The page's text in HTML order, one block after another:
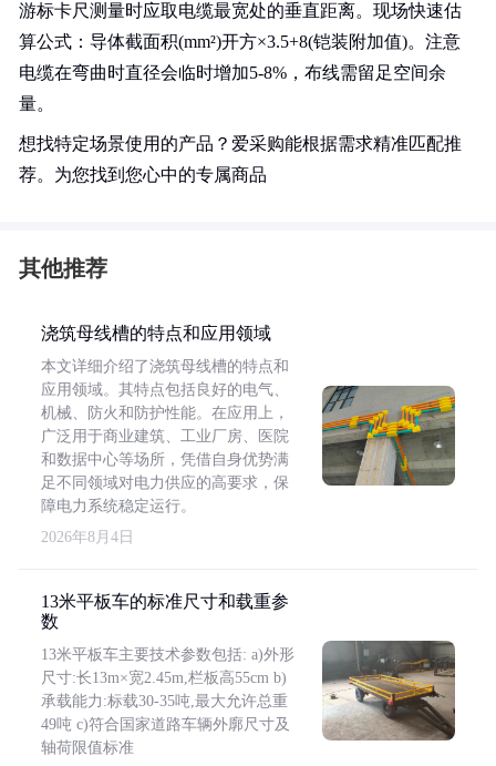
游标卡尺测量时应取电缆最宽处的垂直距离。现场快速估
算公式：导体截面积(mm²)开方×3.5+8(铠装附加值)。注意
电缆在弯曲时直径会临时增加5-8%，布线需留足空间余
量。
想找特定场景使用的产品？爱采购能根据需求精准匹配推
荐。为您找到您心中的专属商品
其他推荐
浇筑母线槽的特点和应用领域
本文详细介绍了浇筑母线槽的特点和
应用领域。其特点包括良好的电气、
机械、防火和防护性能。在应用上，
广泛用于商业建筑、工业厂房、医院
和数据中心等场所，凭借自身优势满
足不同领域对电力供应的高要求，保
障电力系统稳定运行。
2026年8月4日
13米平板车的标准尺寸和载重参
数
13米平板车主要技术参数包括: a)外形
尺寸:长13m×宽2.45m,栏板高55cm b)
承载能力:标载30-35吨,最大允许总重
49吨 c)符合国家道路车辆外廓尺寸及
轴荷限值标准